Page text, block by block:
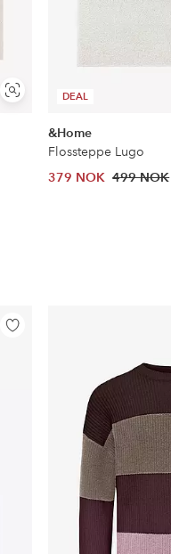
Vis
lignende
DEAL
&Home
Flossteppe Lugo
379 NOK 499 NOK
Legg